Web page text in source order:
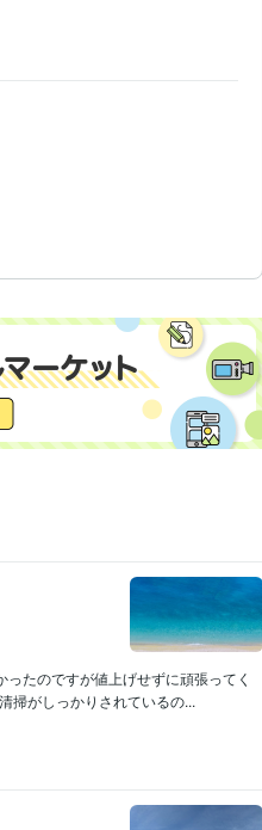
たのですが値上げせずに頑張ってく
掃がしっかりされているの...